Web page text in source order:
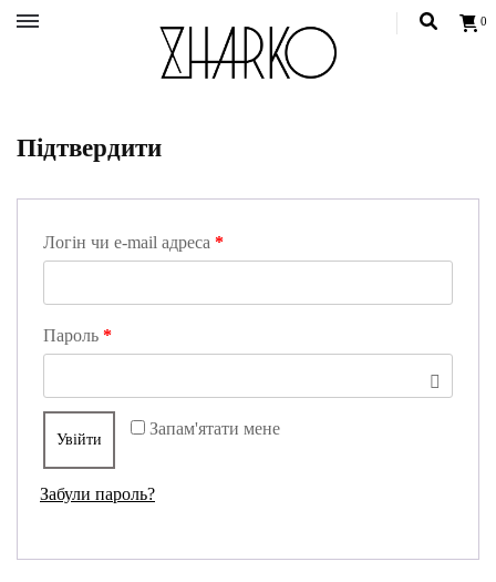
0
Український бренд одягу, жіночий український одяг, сучасний жиночий одяг, одяг для
Підтвердити
Логін чи e-mail адреса *
Пароль *
Запам'ятати мене
Увійти
Забули пароль?